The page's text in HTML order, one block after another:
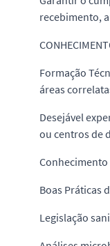
recebimento,
Formação
áreas
Desejável
ou centros de
Conhecimento
Boas Práticas
Legislação